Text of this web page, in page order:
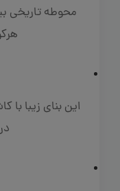
محوطه تاریخی
این بنای زیبا با